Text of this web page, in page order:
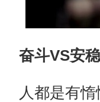
奋斗VS安稳
人都是有